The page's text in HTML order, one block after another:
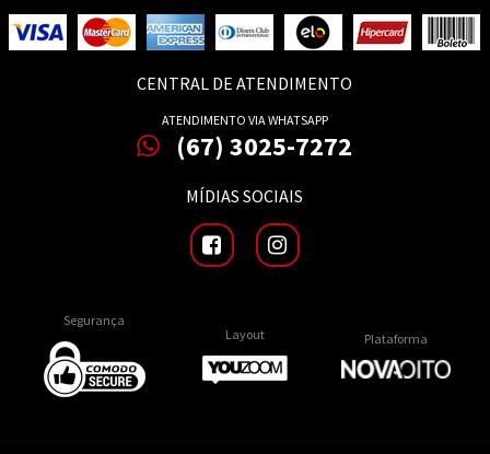
CENTRAL DE ATENDIMENTO
ATENDIMENTO VIA WHATSAPP
(67) 3025-7272
MÍDIAS SOCIAIS
Segurança
Layout
Plataforma